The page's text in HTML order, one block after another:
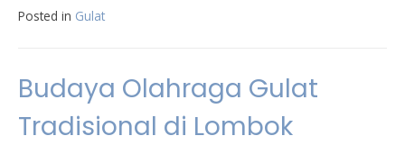
Posted in Gulat
Budaya Olahraga Gulat
Tradisional di Lombok